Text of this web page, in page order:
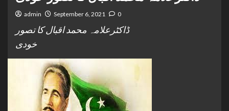
admin September 6, 2021 0
ڈاکٹرعلامہ محمد اقبال کا تصور
خودی